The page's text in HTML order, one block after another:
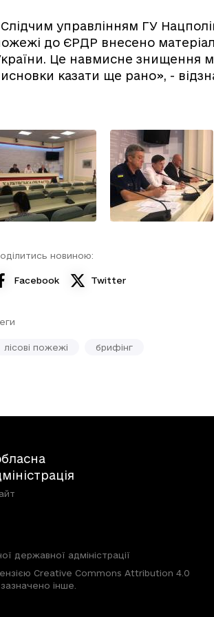
управлінням ГУ
до ЄРДР внесено
Це навмисне знищення
казати ще рано», -
новиною:
Facebook Twitter
лісові пожежі брифінг
державної адміністрації
Creative Commons Attribution 4.0
інше.